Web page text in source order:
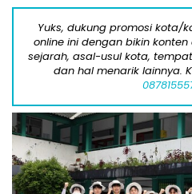
Yuks, dukung promosi kota/
online ini dengan bikin
sejarah, asal-usul kota,
dan hal menarik lainnya.